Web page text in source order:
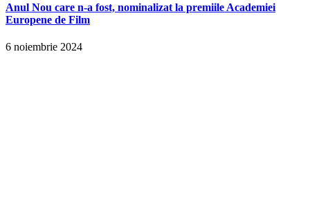
Anul Nou care n-a fost, nominalizat la premiile Academiei
Europene de Film
6 noiembrie 2024